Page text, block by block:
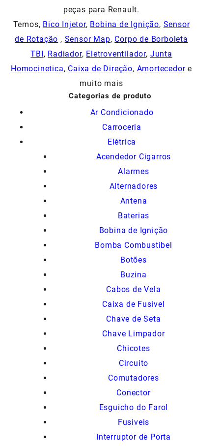
peças para Renault.
Temos, Bico Injetor, Bobina de Ignição, Sensor
de Rotação , Sensor Map, Corpo de Borboleta
TBI, Radiador, Eletroventilador, Junta
Homocinetica, Caixa de Direção, Amortecedore
muito mais
Categorias de produto
Ar Condicionado
Carroceria
Elétrica
Acendedor Cigarros
Alarmes
Alternadores
Antena
Baterias
Bobina de Ignição
Bomba Combustibel
Botões
Buzina
Cabos de Vela
Caixa de Fusivel
Chave de Seta
Chave Limpador
Chicotes
Circuito
Comutadores
Conector
Esguicho do Farol
Fusiveis
Interruptor de Porta